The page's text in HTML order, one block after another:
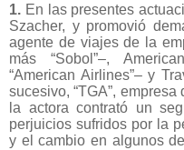
1. En las presentes
Szacher, y promovió
agente de viajes de la
más “Sobol”–,
“American Airlines”– y
sucesivo, “TGA”,
la actora contrató un
perjuicios sufridos por la
y el cambio en algunos